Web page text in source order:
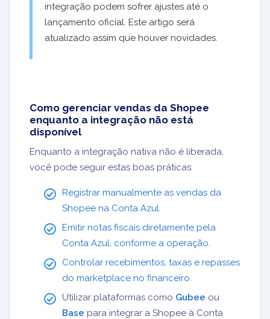
integração podem sofrer ajustes até o
lançamento oficial. Este artigo será
atualizado assim que houver novidades.
Como gerenciar vendas da Shopee
enquanto a integração não está
disponível
Enquanto a integração nativa não é liberada,
você pode seguir estas boas práticas:
Registrar manualmente as vendas da
Shopee na Conta Azul.
Emitir notas fiscais diretamente pela
Conta Azul, conforme a operação.
Controlar recebimentos, taxas e repasses
do marketplace no financeiro.
Utilizar plataformas como Gubee ou
Base para integrar a Shopee à Conta